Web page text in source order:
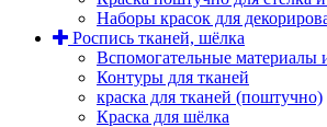
Наборы красок для
Роспись тканей, шёлка
Вспомогательные материалы
Контуры для тканей
краска для тканей (поштучно)
Краска для шёлка